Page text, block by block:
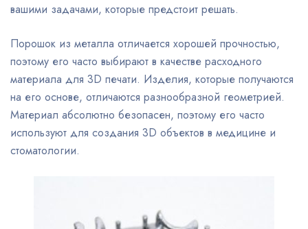
вашими задачами, которые предстоит решать.
Порошок из металла отличается хорошей прочностью,
поэтому его часто выбирают в качестве расходного
материала для 3D печати. Изделия, которые получаются
на его основе, отличаются разнообразной геометрией.
Материал абсолютно безопасен, поэтому его часто
используют для создания 3D объектов в медицине и
стоматологии.